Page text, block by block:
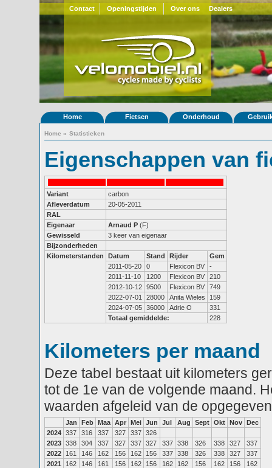
Contact Openingstijden Over ons Dealers
Home Fietsen Onderhoud
Home » Statistieken
Eigenschappen van
Variant
carbon
Afleverdatum
20-05-2011
RAL
Eigenaar
Arnaud P (F)
Gewisseld
3 keer van eigenaar
Bijzonderheden
Kilometerstanden
Datum Stand Rijder
Gem
2011-05-20
0 Flexicon BV
-
2011-11-10
1200 Flexicon BV
210
2012-10-12 9500 Flexicon BV
749
2022-07-01
28000 Anita Wieles
159
2024-07-05 36000 Adrie O
331
Totaal gemiddelde:
228
Kilometers per maand
Deze tabel bestaat uit kilometers
tot de 1e van de volgende maand.
waarden afgeleid van de
Jan Feb Maa Apr Mei Jun Jul Aug Sept Okt Nov Dec
2024 337 316 337 327 337 326
2023 338 304 337 327 337 327 337 338 326 338 327
337
2022
161 146 162 156 162 156 337 338 326 338 327
337
2021
162 146 161 156 162 156 162 162 156 162 156
162